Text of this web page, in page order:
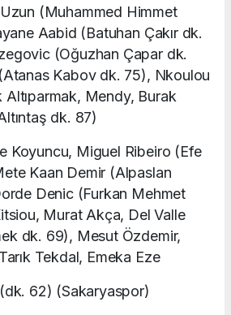
(Muhammed Himmet
Aabid (Batuhan Çakır dk.
(Oğuzhan Çapar dk.
Kabov dk. 75), Nkoulou
Altıparmak, Mendy, Burak
dk. 87)
Koyuncu, Miguel Ribeiro (Efe
Kaan Demir (Alpaslan
Denic (Furkan Mehmet
Murat Akça, Del Valle
dk. 69), Mesut Özdemir,
Tekdal, Emeka Eze
62) (Sakaryaspor)